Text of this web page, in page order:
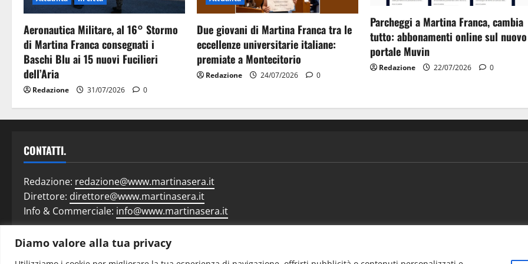
Diamo valore alla tua privacy
Aeronautica Militare, al 16° Stormo
di Martina Franca consegnati i
Baschi Blu ai 15 nuovi Fucilieri
dell’Aria
Redazione 31/07/2026 0
Due giovani di Martina Franca tra le
eccellenze universitarie italiane:
premiate a Montecitorio
Redazione 24/07/2026 0
Parcheggi a Martina Franca, cambia
tutto: abbonamenti online sul nuovo
portale Muvin
Redazione 22/07/2026 0
CONTATTI.
Redazione: redazione@www.martinasera.it
Direttore: direttore@www.martinasera.it
Info & Commerciale: info@www.martinasera.it